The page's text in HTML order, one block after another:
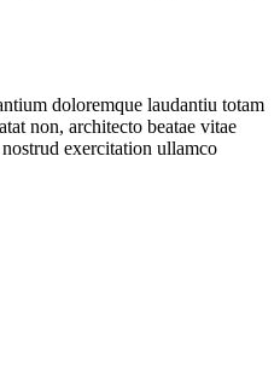
doloremque laudantiu totam
non, architecto beatae vitae
exercitation ullamco